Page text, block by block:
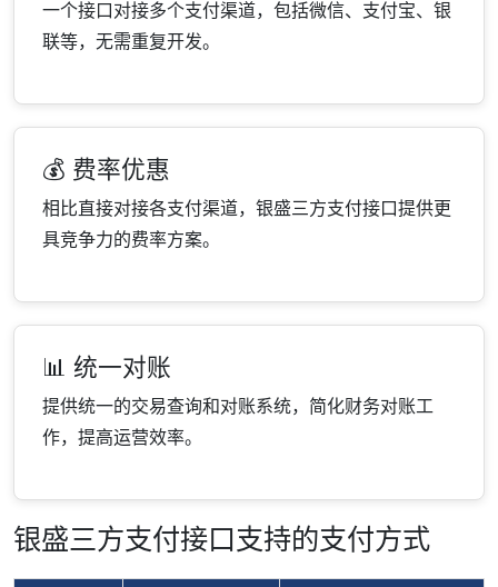
一个接口对接多个支付渠道，包括微信、支付宝、银
联等，无需重复开发。
💰 费率优惠
相比直接对接各支付渠道，银盛三方支付接口提供更
具竞争力的费率方案。
📊 统一对账
提供统一的交易查询和对账系统，简化财务对账工
作，提高运营效率。
银盛三方支付接口支持的支付方式